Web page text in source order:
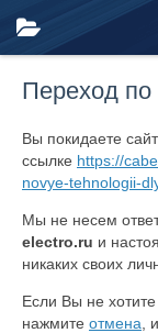
Переход
Вы покидаете
ссылке https://
novye-tehnologii-
Мы не несем
electro.ru и
никаких своих
Если Вы не
нажмите отмена ,